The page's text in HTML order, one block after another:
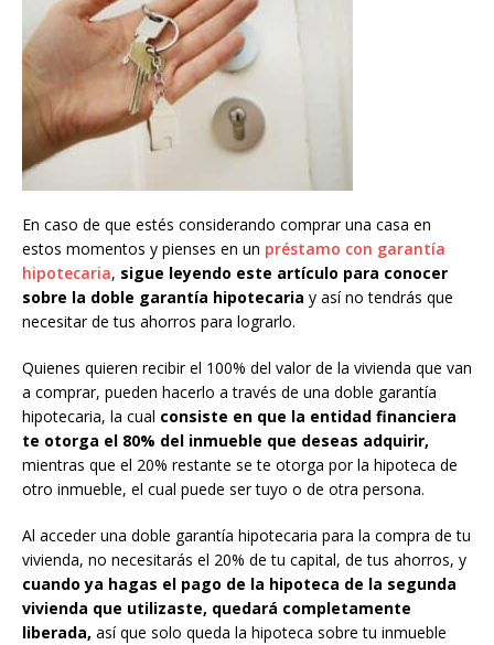
En caso de que estés considerando comprar una casa en
estos momentos y pienses en un préstamo con garantía
hipotecaria, sigue leyendo este artículo para conocer
sobre la doble garantía hipotecaria y así no tendrás que
necesitar de tus ahorros para lograrlo.
Quienes quieren recibir el 100% del valor de la vivienda que van
a comprar, pueden hacerlo a través de una doble garantía
hipotecaria, la cual consiste en que la entidad financiera
te otorga el 80% del inmueble que deseas adquirir,
mientras que el 20% restante se te otorga por la hipoteca de
otro inmueble, el cual puede ser tuyo o de otra persona.
Al acceder una doble garantía hipotecaria para la compra de tu
vivienda, no necesitarás el 20% de tu capital, de tus ahorros, y
cuando ya hagas el pago de la hipoteca de la segunda
vivienda que utilizaste, quedará completamente
liberada, así que solo queda la hipoteca sobre tu inmueble